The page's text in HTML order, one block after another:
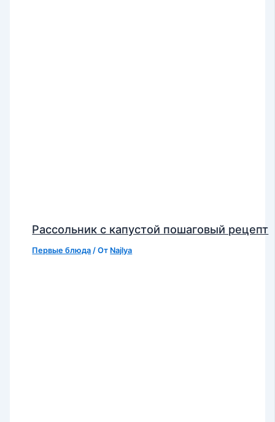
Рассольник с капустой пошаговый рецепт
Первые блюда / От Najlya